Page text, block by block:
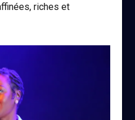
riches et